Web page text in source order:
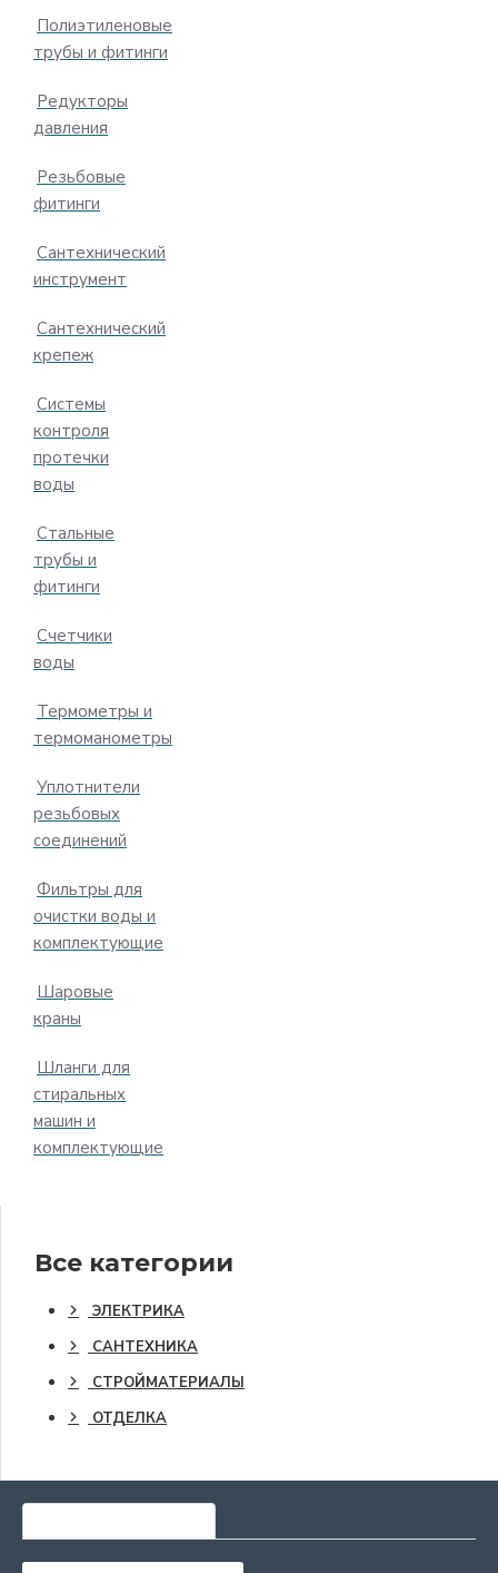
Полиэтиленовые
трубы и фитинги
Редукторы
давления
Резьбовые
фитинги
Сантехнический
инструмент
Сантехнический
крепеж
Системы
контроля
протечки
воды
Стальные
трубы и
фитинги
Счетчики
воды
Термометры и
термоманометры
Уплотнители
резьбовых
соединений
Фильтры для
очистки воды и
комплектующие
Шаровые
краны
Шланги для
стиральных
машин и
комплектующие
Все категории
ЭЛЕКТРИКА
САНТЕХНИКА
СТРОЙМАТЕРИАЛЫ
ОТДЕЛКА